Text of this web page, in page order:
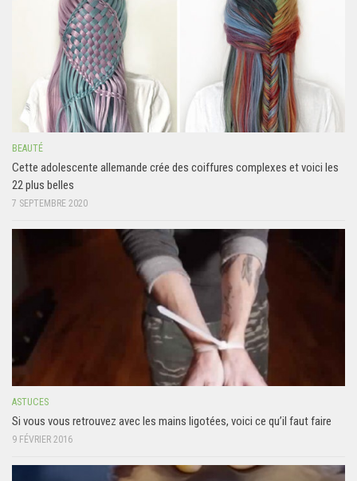
BEAUTÉ
Cette adolescente allemande crée des coiffures complexes et voici les
22 plus belles
7 SEPTEMBRE 2020
ASTUCES
Si vous vous retrouvez avec les mains ligotées, voici ce qu’il faut faire
9 FÉVRIER 2016